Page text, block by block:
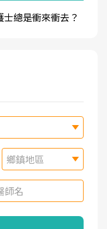
總是衝來衝去？
鄉鎮地區